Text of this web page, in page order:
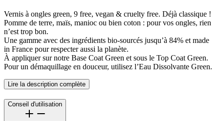
Vernis à ongles green, 9 free, vegan & cruelty free. Déjà classique !
Pomme de terre, maïs, manioc ou bien coton : pour vos ongles, rien
n’est trop bon.
Une gamme avec des ingrédients bio-sourcés jusqu’à 84% et made
in France pour respecter aussi la planète.
À appliquer sur notre Base Coat Green et sous le Top Coat Green.
Pour un démaquillage en douceur, utilisez l’Eau Dissolvante Green.
Lire la description complète
Conseil d'utilisation